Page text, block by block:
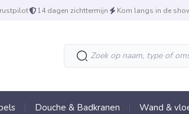
14 dagen zichttermijn Kom langs in de
Douche & Badkranen Wand &